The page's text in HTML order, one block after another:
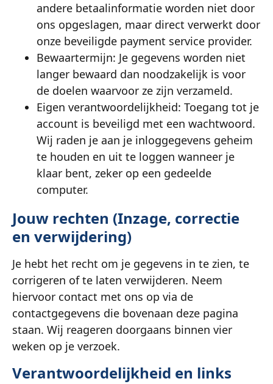
andere betaalinformatie worden niet door
ons opgeslagen, maar direct verwerkt door
onze beveiligde payment service provider.
Bewaartermijn: Je gegevens worden niet
langer bewaard dan noodzakelijk is voor
de doelen waarvoor ze zijn verzameld.
Eigen verantwoordelijkheid: Toegang tot je
account is beveiligd met een wachtwoord.
Wij raden je aan je inloggegevens geheim
te houden en uit te loggen wanneer je
klaar bent, zeker op een gedeelde
computer.
Jouw rechten (Inzage, correctie
en verwijdering)
Je hebt het recht om je gegevens in te zien, te
corrigeren of te laten verwijderen. Neem
hiervoor contact met ons op via de
contactgegevens die bovenaan deze pagina
staan. Wij reageren doorgaans binnen vier
weken op je verzoek.
Verantwoordelijkheid en links